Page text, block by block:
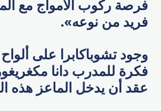
فرصة ركوب الأمواج مع
فريد من نوعه».
وجود تشوباكابرا على
فكرة للمدرب دانا
عقد أن يدخل الماعز هذه